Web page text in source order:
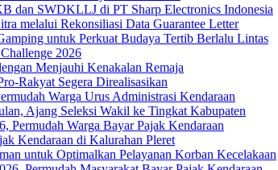
dan SWDKLLJ di PT Sharp Electronics Indonesia
melalui Rekonsiliasi Data Guarantee Letter
untuk Perkuat Budaya Tertib Berlalu Lintas
2026
Menjauhi Kenakalan Remaja
Rakyat Segera Direalisasikan
Warga Urus Administrasi Kendaraan
Ajang Seleksi Wakil ke Tingkat Kabupaten
Warga Bayar Pajak Kendaraan
Kendaraan di Kalurahan Pleret
untuk Optimalkan Pelayanan Korban Kecelakaan